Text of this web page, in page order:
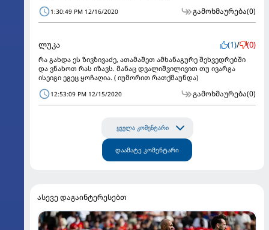
1:30:49 PM 12/16/2020 გამოხმაურება(0)
ლუკა (1)/ (0)
რა გახდა ეს ზივზივაძე, ათამაშეთ ამხანაგურე შეხვედრებში
და ვნახოთ რას იზავს. მანაც დვალიშვილივით თუ ივარგა
ისეიგი ეგეც ყოჩაღია. ( იუმორით რათქმაუნდა)
12:53:09 PM 12/15/2020 გამოხმაურება(0)
ყველა კომენტარი
დაამატე კომენტარი
ასევე დაგაინტერესებთ